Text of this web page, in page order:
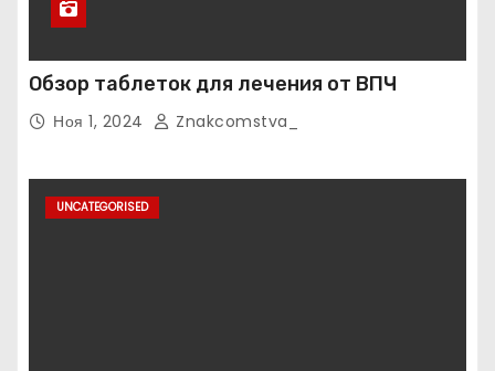
Обзор таблеток для лечения от ВПЧ
Ноя 1, 2024 Znakcomstva_
UNCATEGORISED